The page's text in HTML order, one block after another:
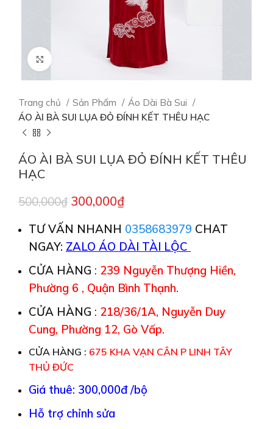
Click to enlarge
Trang chủ Sản Phẩm
Áo Dài Bà Sui
ÁO ÀI BÀ SUI LỤA ĐỎ ĐÍNH KẾT THÊU HẠC
ÁO ÀI BÀ SUI LỤA ĐỎ ĐÍNH KẾT THÊU
HẠC
500,000₫ 300,000₫
TƯ VẤN NHANH 0358683979 CHAT
NGAY: ZALO ÁO DÀI TÀI LỘC
CỬA HÀNG : 239 Nguyễn Thượng Hiền,
Phường 6 , Quận Bình Thạnh.
CỬA HÀNG : 218/36/1A, Nguyễn Duy
Cung, Phường 12, Gò Vấp.
CỬA HÀNG : 675 KHA VẠN CÂN P LINH TÂY
THỦ ĐỨC
Giá thuê: 300,000đ /bộ
Hỗ trợ chỉnh sửa